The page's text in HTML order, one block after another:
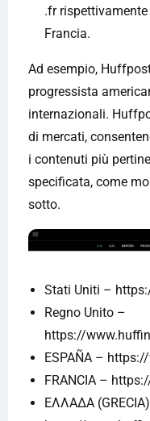
.fr rispettivamente
Francia.
Ad esempio,
progressista
internazionali.
di mercati,
i contenuti più
specificata, come
sotto.
Stati Uniti –
Regno Unito –
https://
ESPAÑA –
FRANCIA –
ΕΛΛΑΔΑ